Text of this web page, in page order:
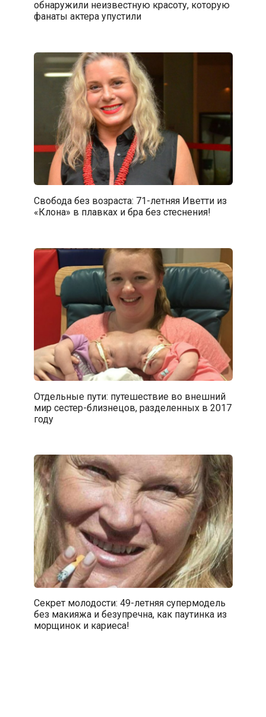
обнаружили неизвестную красоту, которую
фанаты актера упустили
Свобода без возраста: 71-летняя Иветти из
«Клона» в плавках и бра без стеснения!
Отдельные пути: путешествие во внешний
мир сестер-близнецов, разделенных в 2017
году
Секрет молодости: 49-летняя супермодель
без макияжа и безупречна, как паутинка из
морщинок и кариеса!